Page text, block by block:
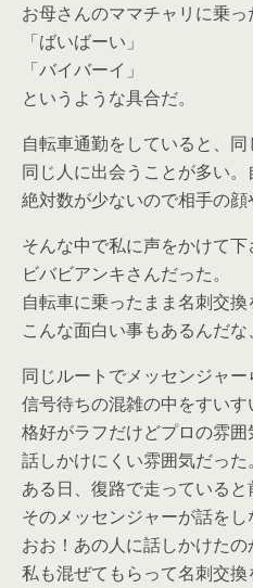
お母さんのママチャリに乗っ
「ばいばーい」
「バイバーイ」
というような具合だ。
自転車通勤をしていると、
同じ人に出会うことが多い。
絶対数が少ないので相手の顔
そんな中で私に声をかけて下
ビバビアンキさんだった。
自転車に乗ったまま名刺交換
こんな面白い事もあるんだな
同じルートでメッセンジャー
信号待ちの混雑の中をすいす
格好がラフだけどプロの雰
話しかけにくい雰囲気だった。
ある日、復路で走っている
そのメッセンジャーが話をし
おお！あの人に話しかけたの
私も混ぜてもらって名刺交換